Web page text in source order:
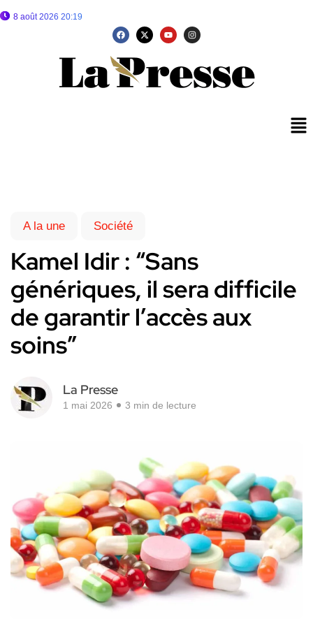
8 août 2026 20:19
A la une Société
Kamel Idir : “Sans
génériques, il sera difficile
de garantir l’accès aux
soins”
La Presse
1 mai 2026 3 min de lecture